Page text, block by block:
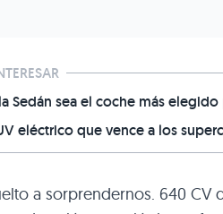
Sedán sea el coche más
eléctrico que vence a los
a sorprendernos. 640